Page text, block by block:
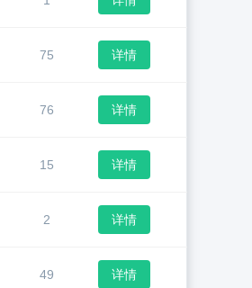
75 详情
76 详情
15 详情
2 详情
49 详情